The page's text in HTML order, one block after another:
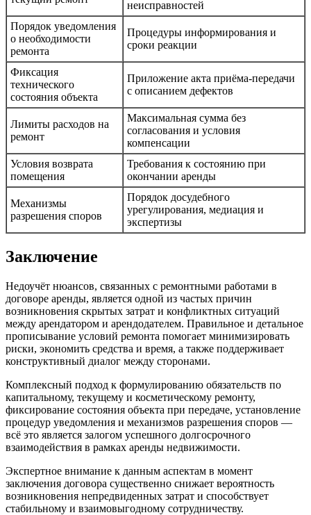
неисправностей
Порядок уведомления
о необходимости
ремонта
Процедуры информирования и
сроки реакции
Фиксация
технического
состояния объекта
Приложение акта приёма-передачи
с описанием дефектов
Лимиты расходов на
ремонт
Максимальная сумма без
согласования и условия
компенсации
Условия возврата
помещения
Требования к состоянию при
окончании аренды
Механизмы
разрешения споров
Порядок досудебного
урегулирования, медиация и
экспертизы
Заключение
Недоучёт нюансов, связанных с ремонтными работами в
договоре аренды, является одной из частых причин
возникновения скрытых затрат и конфликтных ситуаций
между арендатором и арендодателем. Правильное и детальное
прописывание условий ремонта помогает минимизировать
риски, экономить средства и время, а также поддерживает
конструктивный диалог между сторонами.
Комплексный подход к формулированию обязательств по
капитальному, текущему и косметическому ремонту,
фиксирование состояния объекта при передаче, установление
процедур уведомления и механизмов разрешения споров —
всё это является залогом успешного долгосрочного
взаимодействия в рамках аренды недвижимости.
Экспертное внимание к данным аспектам в момент
заключения договора существенно снижает вероятность
возникновения непредвиденных затрат и способствует
стабильному и взаимовыгодному сотрудничеству.